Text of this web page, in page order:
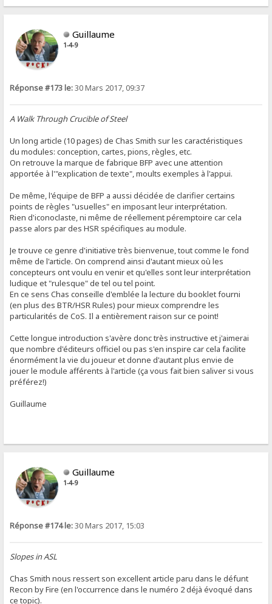
Guillaume
1-4-9
Réponse #173 le:30 Mars 2017, 09:37
A Walk Through Crucible of Steel
Un long article (10 pages) de Chas Smith sur les caractéristiques
du modules: conception, cartes, pions, règles, etc.
On retrouve la marque de fabrique BFP avec une attention
apportée à l'"explication de texte", moults exemples à l'appui.
De même, l'équipe de BFP a aussi décidée de clarifier certains
points de règles "usuelles" en imposant leur interprétation.
Rien d'iconoclaste, ni même de réellement péremptoire car cela
passe alors par des HSR spécifiques au module.
Je trouve ce genre d'initiative très bienvenue, tout comme le fond
même de l'article. On comprend ainsi d'autant mieux où les
concepteurs ont voulu en venir et qu'elles sont leur interprétation
ludique et "rulesque" de tel ou tel point.
En ce sens Chas conseille d'emblée la lecture du booklet fourni
(en plus des BTR/HSR Rules) pour mieux comprendre les
particularités de CoS. Il a entièrement raison sur ce point!
Cette longue introduction s'avère donc très instructive et j'aimerai
que nombre d'éditeurs officiel ou pas s'en inspire car cela facilite
énormément la vie du joueur et donne d'autant plus envie de
jouer le module afférents à l'article (ça vous fait bien saliver si vous
préférez!)
Guillaume
Guillaume
1-4-9
Réponse #174 le:30 Mars 2017, 15:03
Slopes in ASL
Chas Smith nous ressert son excellent article paru dans le défunt
Recon by Fire (en l'occurrence dans le numéro 2 déjà évoqué dans
ce topic).